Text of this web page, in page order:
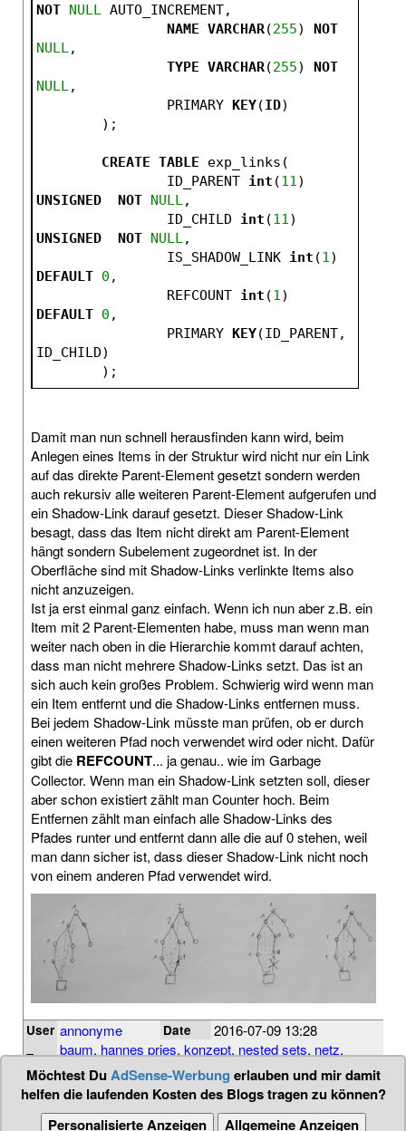
NOT NULL AUTO_INCREMENT,
NAME VARCHAR(255) NOT
NULL,
TYPE VARCHAR(255) NOT
NULL,
		PRIMARY
KEY(ID)
	);
CREATE TABLE exp_links(
		ID_PARENT
int (11
UNSIGNED
NOT NULL,
		ID_CHILD
int (11
UNSIGNED
NOT NULL,
		IS_SHADOW_LINK
int (1
DEFAULT 0 ,
		REFCOUNT
int (1
DEFAULT 0 ,
		PRIMARY
KEY(ID_PARENT,
ID_CHILD)
	);
Damit man nun schnell herausfinden kann wird, beim
Anlegen eines Items in der Struktur wird nicht nur ein Link
auf das direkte Parent-Element gesetzt sondern werden
auch rekursiv alle weiteren Parent-Element aufgerufen und
ein Shadow-Link darauf gesetzt. Dieser Shadow-Link
besagt, dass das Item nicht direkt am Parent-Element
hängt sondern Subelement zugeordnet ist. In der
Oberfläche sind mit Shadow-Links verlinkte Items also
nicht anzuzeigen.
Ist ja erst einmal ganz einfach. Wenn ich nun aber z.B. ein
Item mit 2 Parent-Elementen habe, muss man wenn man
weiter nach oben in die Hierarchie kommt darauf achten,
dass man nicht mehrere Shadow-Links setzt. Das ist an
sich auch kein großes Problem. Schwierig wird wenn man
ein Item entfernt und die Shadow-Links entfernen muss.
Bei jedem Shadow-Link müsste man prüfen, ob er durch
einen weiteren Pfad noch verwendet wird oder nicht. Dafür
gibt die REFCOUNT... ja genau.. wie im Garbage
Collector. Wenn man ein Shadow-Link setzten soll, dieser
aber schon existiert zählt man Counter hoch. Beim
Entfernen zählt man einfach alle Shadow-Links des
Pfades runter und entfernt dann alle die auf 0 stehen, weil
man dann sicher ist, dass dieser Shadow-Link nicht noch
von einem anderen Pfad verwendet wird.
User annonyme Date 2016-07-09 13:28
Tags baum, hannes pries, konzept, nested sets, netz,
parent, pattern reference count , shoadow links tree
Möchtest DuAdSense-Werbung erlauben und mir damit
helfen die laufenden Kosten des Blogs tragen zu können?
Personalisierte Anzeigen
Allgemeine Anzeigen